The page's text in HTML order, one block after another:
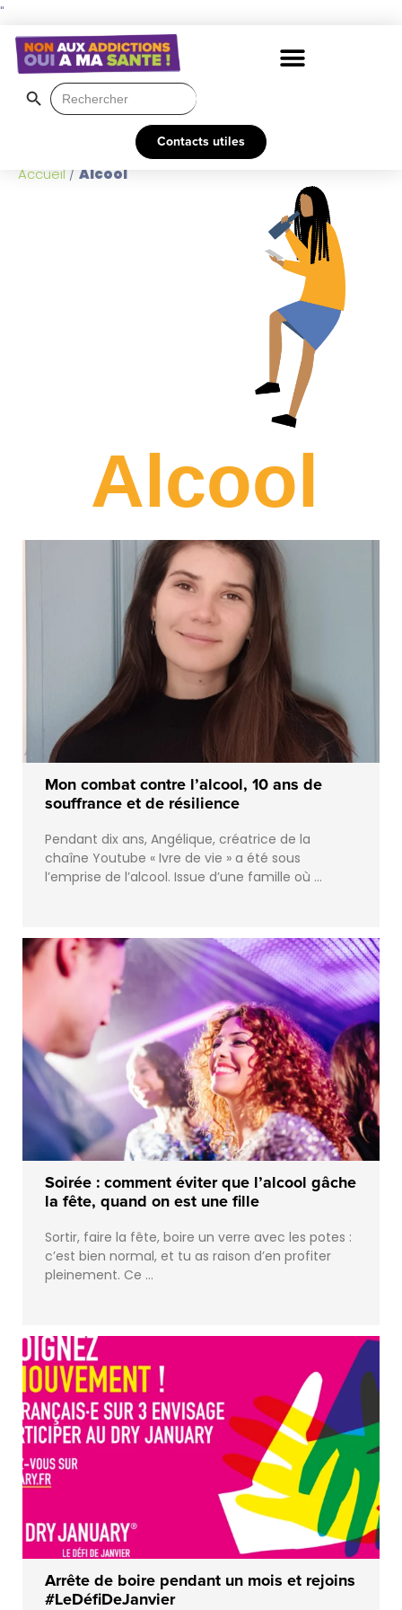
"
Search
for:
Search Button
Contacts utiles
Accueil / Alcool
Alcool
Mon combat contre l’alcool, 10 ans de
souffrance et de résilience
Pendant dix ans, Angélique, créatrice de la
chaîne Youtube « Ivre de vie » a été sous
l’emprise de l’alcool. Issue d’une famille où …
Soirée : comment éviter que l’alcool gâche
la fête, quand on est une fille
Sortir, faire la fête, boire un verre avec les potes :
c’est bien normal, et tu as raison d’en profiter
pleinement. Ce …
Arrête de boire pendant un mois et rejoins
#LeDéfiDeJanvier